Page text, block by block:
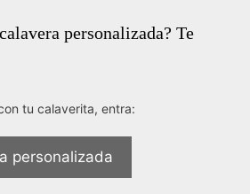
personalizada? Te
tu calaverita, entra:
personalizada